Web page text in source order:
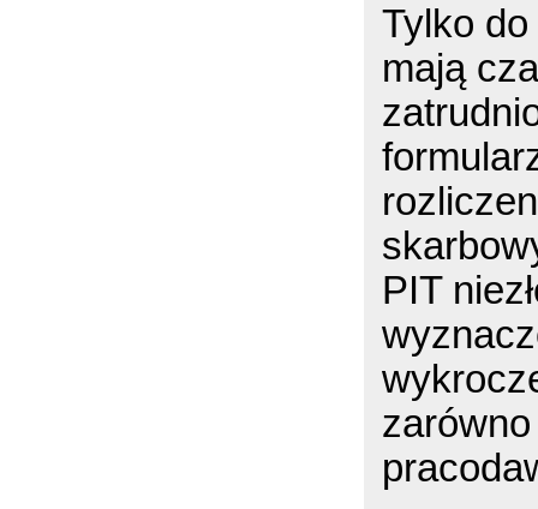
Tylko
mają
PIT